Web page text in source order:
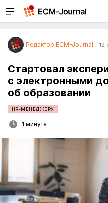
Редактор ECM-Journal 12
Стартовал
с электронными
об образовании
HR-МЕНЕДЖЕРУ
1 минута